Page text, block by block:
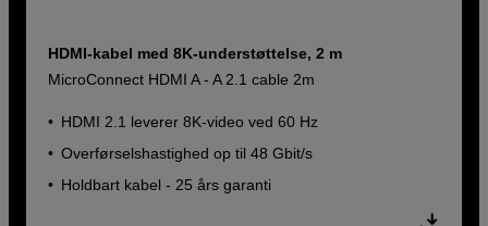
HDMI-kabel med 8K-understøttelse, 2 m
MicroConnect HDMI A - A 2.1 cable 2m
HDMI 2.1 leverer 8K-video ved 60 Hz
Overførselshastighed op til 48 Gbit/s
Holdbart kabel - 25 års garanti